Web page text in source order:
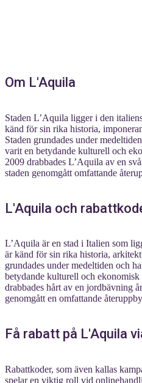
Om L'Aquila
Staden L’Aquila ligger i den
känd för sin rika historia,
Staden grundades under
varit en betydande kulturell och
2009 drabbades L’Aquila av en
staden genomgått omfattande
L'Aquila och
L’Aquila är en stad i Italien som
är känd för sin rika historia,
grundades under medeltiden och
betydande kulturell och
drabbades hårt av en jordbävning
genomgått en omfattande
Få rabatt på L'Aquila
Rabattkoder, som även kallas
spelar en viktig roll vid